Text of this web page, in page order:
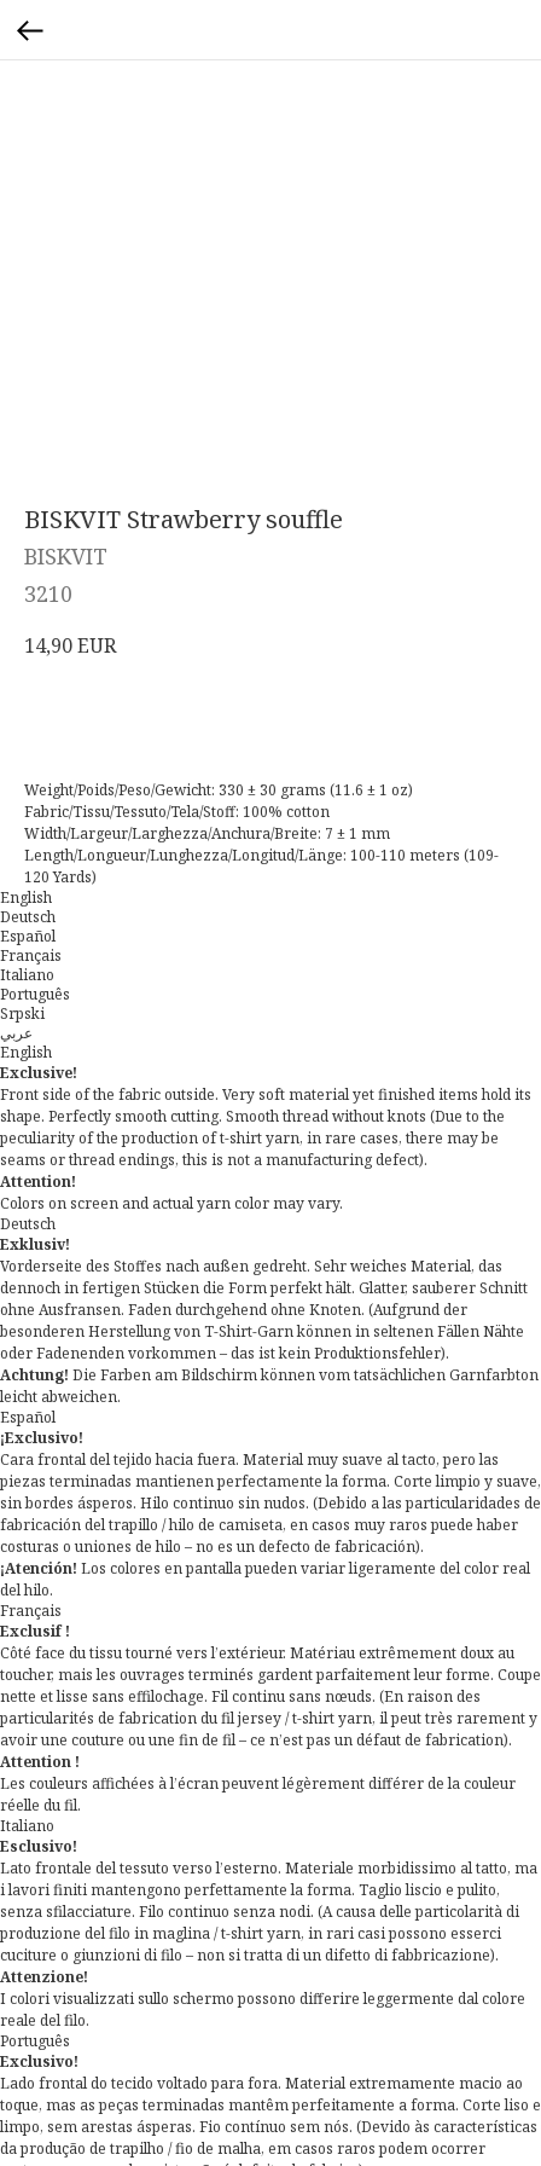
BISKVIT Strawberry souffle
BISKVIT
3210
14,90EUR
Weight/Poids/Peso/Gewicht: 330 ± 30 grams (11.6 ± 1 oz)
Fabric/Tissu/Tessuto/Tela/Stoff: 100% cotton
Width/Largeur/Larghezza/Anchura/Breite: 7 ± 1 mm
Length/Longueur/Lunghezza/Longitud/Länge: 100-110 meters (109-
120 Yards)
English
Deutsch
Español
Français
Italiano
Português
Srpski
عربي
English
Exclusive!
Front side of the fabric outside. Very soft material yet finished items hold its
shape. Perfectly smooth cutting. Smooth thread without knots (Due to the
peculiarity of the production of t-shirt yarn, in rare cases, there may be
seams or thread endings, this is not a manufacturing defect).
Attention!
Colors on screen and actual yarn color may vary.
Deutsch
Exklusiv!
Vorderseite des Stoffes nach außen gedreht. Sehr weiches Material, das
dennoch in fertigen Stücken die Form perfekt hält. Glatter, sauberer Schnitt
ohne Ausfransen. Faden durchgehend ohne Knoten. (Aufgrund der
besonderen Herstellung von T-Shirt-Garn können in seltenen Fällen Nähte
oder Fadenenden vorkommen – das ist kein Produktionsfehler).
Achtung! Die Farben am Bildschirm können vom tatsächlichen Garnfarbton
leicht abweichen.
Español
¡Exclusivo!
Cara frontal del tejido hacia fuera. Material muy suave al tacto, pero las
piezas terminadas mantienen perfectamente la forma. Corte limpio y suave,
sin bordes ásperos. Hilo continuo sin nudos. (Debido a las particularidades de
fabricación del trapillo / hilo de camiseta, en casos muy raros puede haber
costuras o uniones de hilo – no es un defecto de fabricación).
¡Atención! Los colores en pantalla pueden variar ligeramente del color real
del hilo.
Français
Exclusif !
Côté face du tissu tourné vers l’extérieur. Matériau extrêmement doux au
toucher, mais les ouvrages terminés gardent parfaitement leur forme. Coupe
nette et lisse sans effilochage. Fil continu sans nœuds. (En raison des
particularités de fabrication du fil jersey / t-shirt yarn, il peut très rarement y
avoir une couture ou une fin de fil – ce n’est pas un défaut de fabrication).
Attention !
Les couleurs affichées à l’écran peuvent légèrement différer de la couleur
réelle du fil.
Italiano
Esclusivo!
Lato frontale del tessuto verso l’esterno. Materiale morbidissimo al tatto, ma
i lavori finiti mantengono perfettamente la forma. Taglio liscio e pulito,
senza sfilacciature. Filo continuo senza nodi. (A causa delle particolarità di
produzione del filo in maglina / t-shirt yarn, in rari casi possono esserci
cuciture o giunzioni di filo – non si tratta di un difetto di fabbricazione).
Attenzione!
I colori visualizzati sullo schermo possono differire leggermente dal colore
reale del filo.
Português
Exclusivo!
Lado frontal do tecido voltado para fora. Material extremamente macio ao
toque, mas as peças terminadas mantêm perfeitamente a forma. Corte liso e
limpo, sem arestas ásperas. Fio contínuo sem nós. (Devido às características
da produção de trapilho / fio de malha, em casos raros podem ocorrer